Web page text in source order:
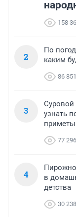
158
2
По
каким
86 851
3
Суровой
узнать
приметы
77 296
4
в
детства
30 238